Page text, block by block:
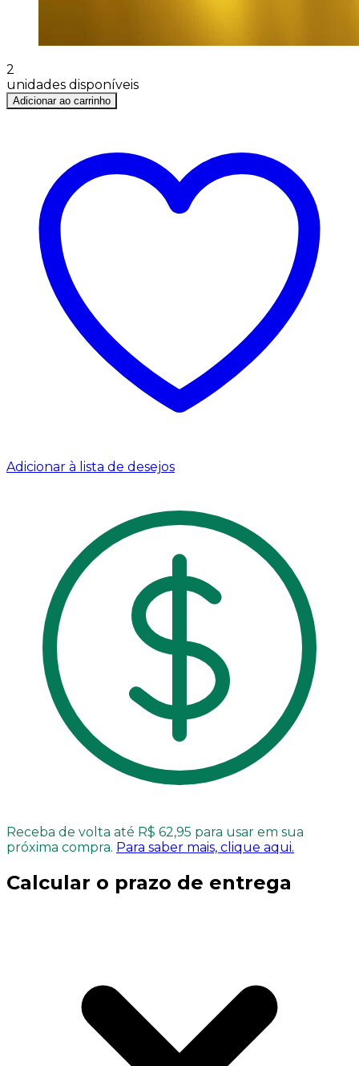
2
unidades disponíveis
Adicionar ao carrinho
Adicionar à lista de desejos
Receba de volta até R$ 62,95 para usar em sua
próxima compra. Para saber mais, clique aqui.
Calcular o prazo de entrega